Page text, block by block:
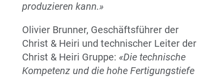
produzieren kann.»
Olivier Brunner, Geschäftsführer der
Christ & Heiri und technischer Leiter der
Christ & Heiri Gruppe: «Die technische
Kompetenz und die hohe Fertigungstiefe